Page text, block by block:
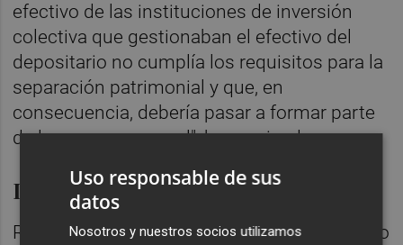
efectivo de las instituciones de inversión
colectiva que gestionaban el efectivo del
depositario no cumplía los requisitos para la
separación patrimonial y que, en
consecuencia, debería pasar a formar parte
de la masa concursal", ha precisado.
Lectura 'demasiado literal'
Rodríguez ha subrayado que, desde su punto
Uso responsable de sus
datos
Nosotros y nuestros socios utilizamos